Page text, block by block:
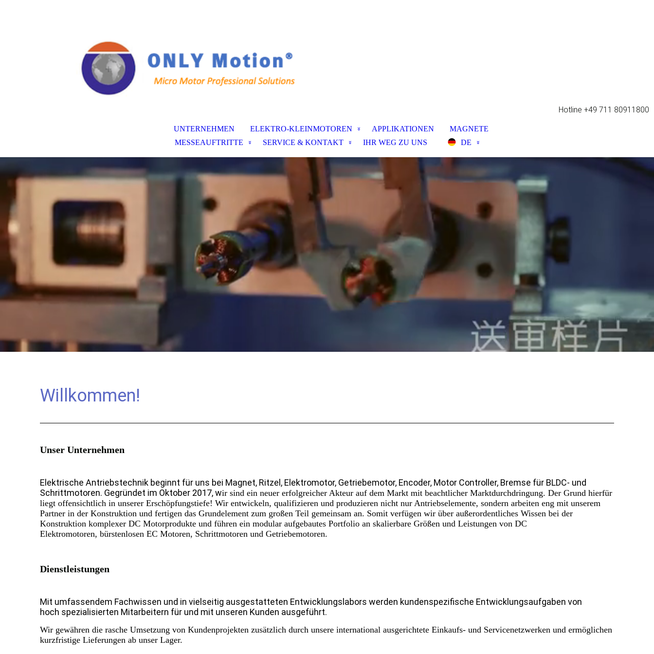
Hotline +49 711 80911800
UNTERNEHMEN ELEKTRO-KLEINMOTOREN APPLIKATIONEN
MAGNETE
MESSEAUFTRITTE
SERVICE & KONTAKT IHR WEG ZU UNS DE
Willkommen!
Unser Unternehmen
Elektrische Antriebstechnik beginnt für uns bei Magnet, Ritzel, Elektromotor, Getriebemotor, Encoder, Motor Controller, Bremse für BLDC- und
Schrittmotoren. Gegründet im Oktober 2017, wir sind ein neuer erfolgreicher Akteur auf dem Markt mit beachtlicher Marktdurchdringung. Der Grund hierfür
liegt offensichtlich in unserer Erschöpfungstiefe! Wir entwickeln, qualifizieren und produzieren nicht nur Antriebselemente, sondern arbeiten eng mit unserem
Partner in der Konstruktion und fertigen das Grundelement zum großen Teil gemeinsam an. Somit verfügen wir über außerordentliches Wissen bei der
Konstruktion komplexer DC Motorprodukte und führen ein modular aufgebautes Portfolio an skalierbare Größen und Leistungen von DC
Elektromotoren, bürstenlosen EC Motoren, Schrittmotoren und Getriebemotoren.
Dienstleistungen
Mit umfassendem Fachwissen und in vielseitig ausgestatteten Entwicklungslabors werden kundenspezifische Entwicklungsaufgaben von
hoch spezialisierten Mitarbeitern für und mit unseren Kunden ausgeführt.
Wir gewähren die rasche Umsetzung von Kundenprojekten zusätzlich durch unsere international ausgerichtete Einkaufs- und Servicenetzwerken und ermöglichen
kurzfristige Lieferungen ab unser Lager.